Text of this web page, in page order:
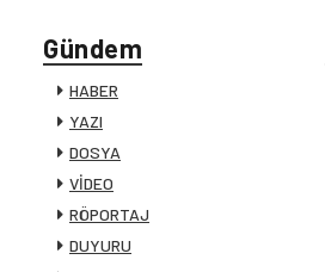
Gündem
HABER
YAZI
DOSYA
VİDEO
RÖPORTAJ
DUYURU